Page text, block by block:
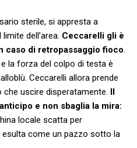
sterile, si appresta a
dell’area. Ceccarelli gli è
caso di retropassaggio fioco.
la forza del colpo di testa è
Ceccarelli allora prende
uscire disperatamente. Il
e non sbaglia la mira:
locale scatta per
come un pazzo sotto la